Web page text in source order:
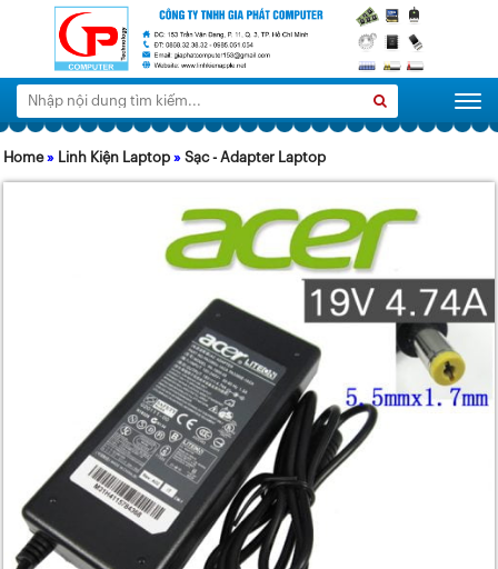
Tìm
kiếm:
Home» Linh Kiện Laptop » Sạc - Adapter Laptop